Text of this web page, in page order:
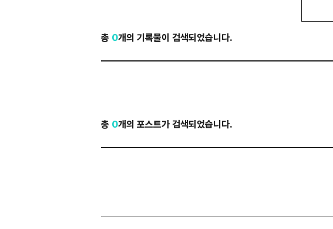
총 0개의 기록물이 검색되었습니다.
총 0개의 포스트가 검색되었습니다.